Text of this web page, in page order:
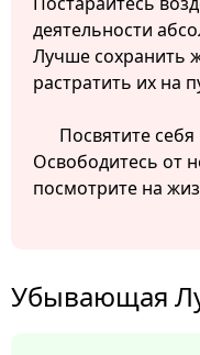
деятельности
Лучше сохранить
растратить их на
Посвятите
Освободитесь от
посмотрите на
Убывающая